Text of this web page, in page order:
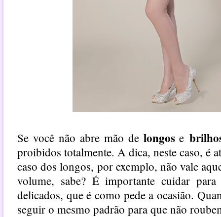
Se você não abre mão delongose
proibidos totalmente. A dica, neste caso, é
caso dos longos, por exemplo, não vale
volume, sabe? É importante cuidar
delicados, que é como pede a ocasião.
seguir o mesmo padrão para que não